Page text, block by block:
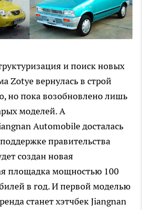
и поиск новых
Zotye вернулась в строй
но пока возобновлено лишь
моделей. А
Automobile досталась
правительства
создан новая
площадка мощностью 100
в год. И первой моделью
станет хэтчбек Jiangnan